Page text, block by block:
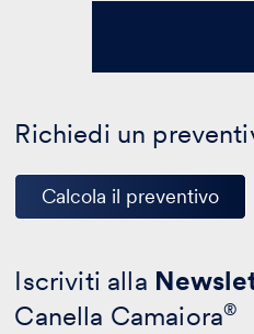
Richiedi un
Calcola il preventivo
Iscriviti alla
Canella Camaiora®